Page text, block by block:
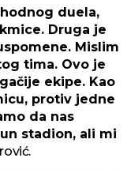
duela,
Druga je
Mislim
tima. Ovo je
ekipe. Kao
protiv jedne
da nas
stadion, ali mi